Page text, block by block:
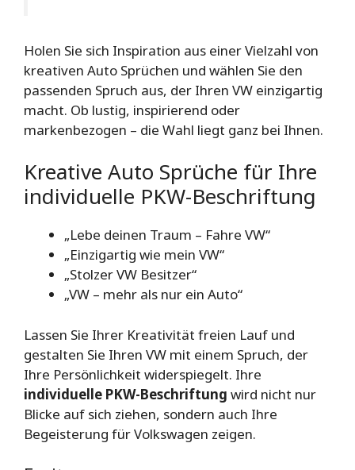
Holen Sie sich Inspiration aus einer Vielzahl von
kreativen Auto Sprüchen und wählen Sie den
passenden Spruch aus, der Ihren VW einzigartig
macht. Ob lustig, inspirierend oder
markenbezogen – die Wahl liegt ganz bei Ihnen.
Kreative Auto Sprüche für Ihre
individuelle PKW-Beschriftung
„Lebe deinen Traum – Fahre VW“
„Einzigartig wie mein VW“
„Stolzer VW Besitzer“
„VW – mehr als nur ein Auto“
Lassen Sie Ihrer Kreativität freien Lauf und
gestalten Sie Ihren VW mit einem Spruch, der
Ihre Persönlichkeit widerspiegelt. Ihre
individuelle PKW-Beschriftung wird nicht nur
Blicke auf sich ziehen, sondern auch Ihre
Begeisterung für Volkswagen zeigen.